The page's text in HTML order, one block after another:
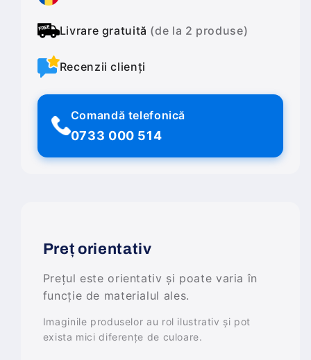
Livrare gratuită (de la 2 produse)
Recenzii clienți
Comandă telefonică
0733 000 514
Preț orientativ
Prețul este orientativ și poate varia în
funcție de materialul ales.
Imaginile produselor au rol ilustrativ și pot
exista mici diferențe de culoare.